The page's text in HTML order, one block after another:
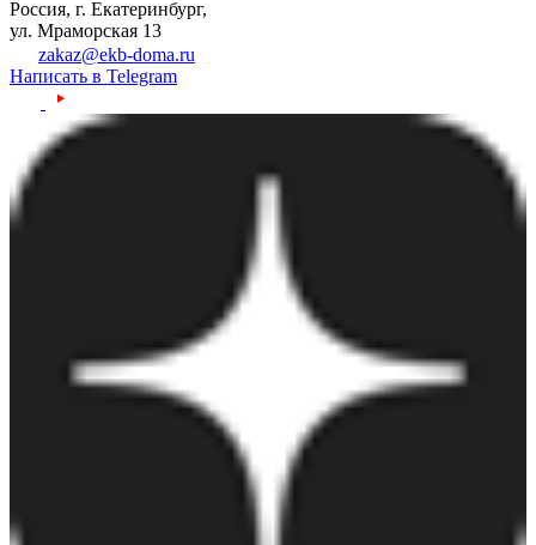
Россия, г. Екатеринбург,
ул. Мраморская 13
zakaz@ekb-doma.ru
Написать в Telegram